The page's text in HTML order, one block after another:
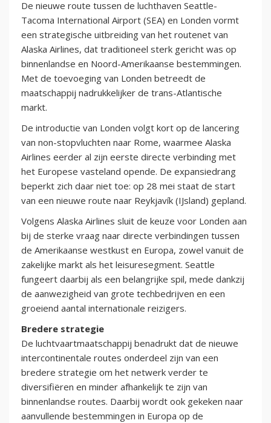
De nieuwe route tussen de luchthaven Seattle-
Tacoma International Airport (SEA) en Londen vormt
een strategische uitbreiding van het routenet van
Alaska Airlines, dat traditioneel sterk gericht was op
binnenlandse en Noord-Amerikaanse bestemmingen.
Met de toevoeging van Londen betreedt de
maatschappij nadrukkelijker de trans-Atlantische
markt.
De introductie van Londen volgt kort op de lancering
van non-stopvluchten naar Rome, waarmee Alaska
Airlines eerder al zijn eerste directe verbinding met
het Europese vasteland opende. De expansiedrang
beperkt zich daar niet toe: op 28 mei staat de start
van een nieuwe route naar Reykjavík (IJsland) gepland.
Volgens Alaska Airlines sluit de keuze voor Londen aan
bij de sterke vraag naar directe verbindingen tussen
de Amerikaanse westkust en Europa, zowel vanuit de
zakelijke markt als het leisuresegment. Seattle
fungeert daarbij als een belangrijke spil, mede dankzij
de aanwezigheid van grote techbedrijven en een
groeiend aantal internationale reizigers.
Bredere strategie
De luchtvaartmaatschappij benadrukt dat de nieuwe
intercontinentale routes onderdeel zijn van een
bredere strategie om het netwerk verder te
diversifiëren en minder afhankelijk te zijn van
binnenlandse routes. Daarbij wordt ook gekeken naar
aanvullende bestemmingen in Europa op de